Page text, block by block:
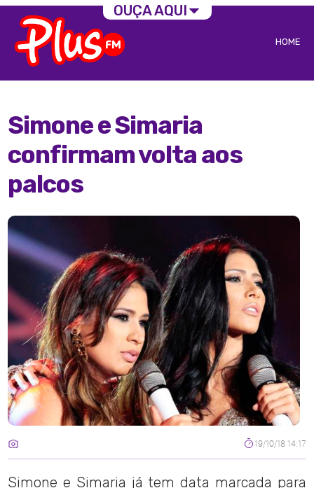
HOME
Simone e Simaria
confirmam volta aos
palcos
19/10/18 14:17
Simone e Simaria já tem data marcada para
OUÇA AQUI